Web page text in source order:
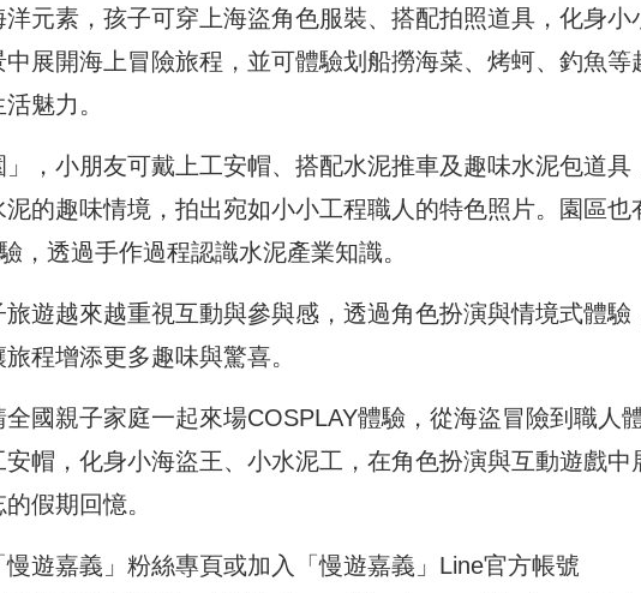
元素，孩子可穿上海盜角色服裝、搭配拍照道具，化身小
展開海上冒險旅程，並可體驗划船撈海菜、烤蚵、釣魚等
魅力。
，小朋友可戴上工安帽、搭配水泥推車及趣味水泥包道具
泥的趣味情境，拍出宛如小小工程職人的特色照片。園區也
，透過手作過程認識水泥產業知識。
遊越來越重視互動與參與感，透過角色扮演與情境式體驗
程增添更多趣味與驚喜。
國親子家庭一起來場COSPLAY體驗，從海盜冒險到職人
帽，化身小海盜王、小水泥工，在角色扮演與互動遊戲中
假期回憶。
遊嘉義」粉絲專頁或加入「慢遊嘉義」Line官方帳號